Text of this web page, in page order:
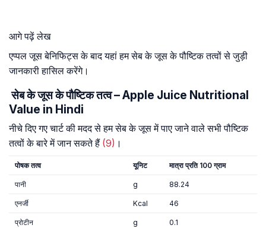
आगे पढ़ें लेख
एप्पल जूस बेनिफिट्स के बाद यहां हम सेब के जूस के पौष्टिक तत्वों से जुड़ी
जानकारी हासिल करेंगे।
सेब के जूस के पौष्टिक तत्व – Apple Juice Nutritional
Value in Hindi
नीचे दिए गए चार्ट की मदद से हम सेब के जूस में पाए जाने वाले सभी पौष्टिक
तत्वों के बारे में जान सकते हैं (9) ।
पोषक तत्व यूनिट मात्रा प्रति 100 ग्राम
पानी g 88.24
एनर्जी Kcal 46
प्रोटीन g 0.1